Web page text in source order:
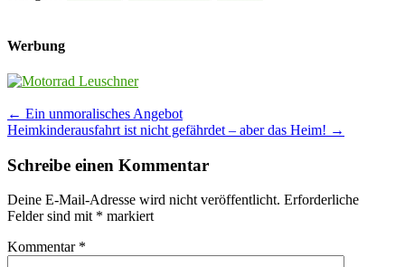
Werbung
Post
navigation
← Ein unmoralisches Angebot
Heimkinderausfahrt ist nicht gefährdet – aber das Heim! →
Schreibe einen Kommentar
Deine E-Mail-Adresse wird nicht veröffentlicht. Erforderliche
Felder sind mit * markiert
Kommentar *